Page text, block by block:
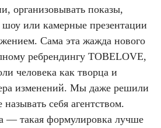
организовывать показы,
или камерные презентации
Сама эта жажда нового
ребрендингу TOBELOVE,
человека как творца и
изменений. Мы даже решили
себя агентством.
— такая формулировка лучше